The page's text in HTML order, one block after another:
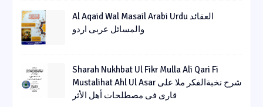
Al Aqaid Wal Masail Arabi Urdu العقائد
والمسائل عربی اردو
Sharah Nukhbat Ul Fikr Mulla Ali Qari Fi
Mustalihat Ahl Ul Asar شرح نخبةالفکر ملا علی
قاری فی مصطلحات أھل الأثر